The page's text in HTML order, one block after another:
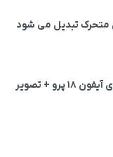
متحرک تبدیل می‌ شود